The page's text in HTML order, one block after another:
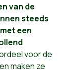
van de
steeds
een
voor de
maken ze